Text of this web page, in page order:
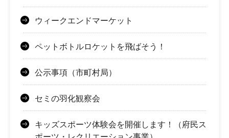
ウィークエンドマーケット
ペットボトルロケットを飛ばそう！
公示事項（市町村局）
セミの羽化観察会
キッズスポーツ体験会を開催します！（府民ス